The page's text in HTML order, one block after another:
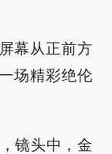
幕从正前方
场精彩绝伦
镜头中，金